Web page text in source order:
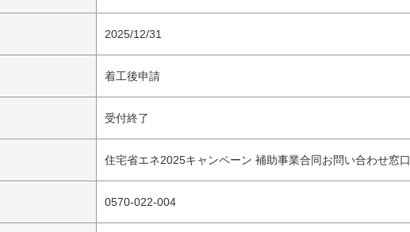
2025/12/31
着工後申請
受付終了
住宅省エネ2025キャンペーン 補助事業合同お問い合わせ窓口
0570-022-004